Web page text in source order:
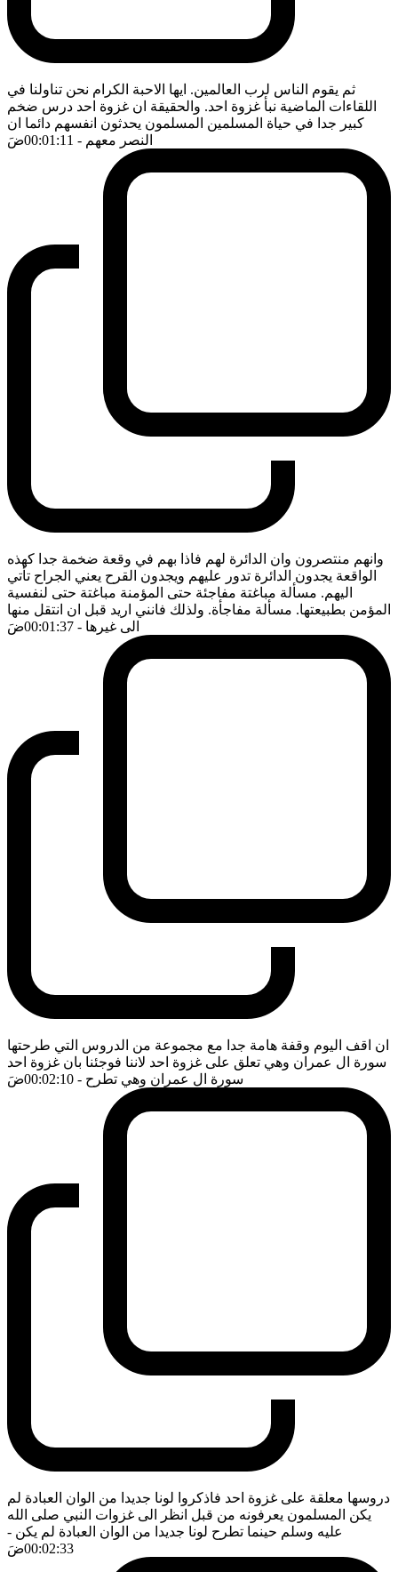
ثم يقوم الناس لرب العالمين. ايها الاحبة الكرام نحن تناولنا في
اللقاءات الماضية نبأ غزوة احد. والحقيقة ان غزوة احد درس ضخم
كبير جدا في حياة المسلمين المسلمون يحدثون انفسهم دائما ان
النصر معهم - 00:01:11 ضَ
وانهم منتصرون وان الدائرة لهم فاذا بهم في وقعة ضخمة جدا كهذه
الواقعة يجدون الدائرة تدور عليهم ويجدون القرح يعني الجراح تأتي
اليهم. مسألة مباغتة مفاجئة حتى المؤمنة مباغتة حتى لنفسية
المؤمن بطبيعتها. مسألة مفاجأة. ولذلك فانني اريد قبل ان انتقل منها
الى غيرها - 00:01:37 ضَ
ان اقف اليوم وقفة هامة جدا مع مجموعة من الدروس التي طرحتها
سورة ال عمران وهي تعلق على غزوة احد لاننا فوجئنا بان غزوة احد
سورة ال عمران وهي تطرح - 00:02:10 ضَ
دروسها معلقة على غزوة احد فاذكروا لونا جديدا من الوان العبادة لم
يكن المسلمون يعرفونه من قبل انظر الى غزوات النبي صلى الله
عليه وسلم حينما تطرح لونا جديدا من الوان العبادة لم يكن -
00:02:33ضَ